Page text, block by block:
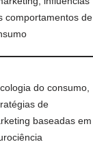
comportamentos de
do consumo,
de
baseadas em